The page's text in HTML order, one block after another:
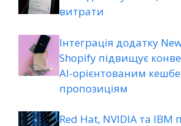
витрати
Інтеграція додатку
Shopify підвищує
AI-орієнтованим
пропозиціям
Red Hat, NVIDIA та IBM